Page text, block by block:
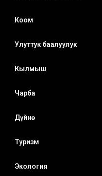
Коом
Улуттук баалуулук
Кылмыш
Чарба
Дүйнө
Туризм
Экология